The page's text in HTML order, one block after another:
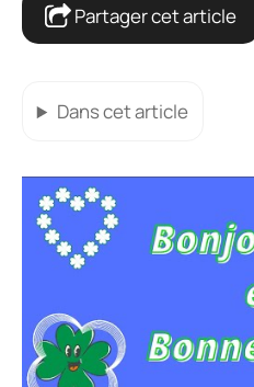
Partager cet article
Dans cet article